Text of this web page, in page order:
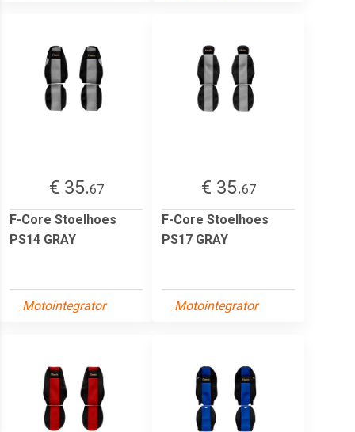
€ 35.67
F-Core Stoelhoes
PS14 GRAY
Motointegrator
€ 35.67
F-Core Stoelhoes
PS17 GRAY
Motointegrator